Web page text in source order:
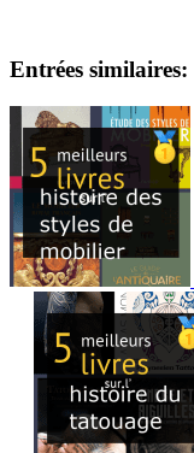
Entrées similaires: